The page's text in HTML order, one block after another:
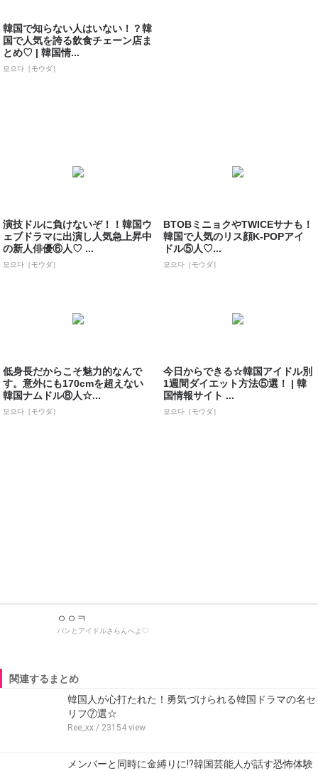
韓国で知らない人はいない！？韓
国で人気を誇る飲食チェーン店ま
とめ♡ | 韓国情...
모으다［モウダ］
演技ドルに負けないぞ！！韓国ウ
ェブドラマに出演し人気急上昇中
の新人俳優⑥人♡ ...
모으다［モウダ］
BTOBミニョクやTWICEサナも！
韓国で人気のリス顔K-POPアイ
ドル⑤人♡...
모으다［モウダ］
低身長だからこそ魅力的なんで
す。意外にも170cmを超えない
韓国ナムドル⑧人☆...
모으다［モウダ］
今日からできる☆韓国アイドル別
1週間ダイエット方法⑤選！ | 韓
国情報サイト ...
모으다［モウダ］
ㅇㅇㅋ
パンとアイドルさらんへよ♡
関連するまとめ
韓国人が心打たれた！勇気づけられる韓国ドラマの名セ
リフ⑦選☆
Ree_xx / 23154 view
メンバーと同時に金縛りに!?韓国芸能人が話す恐怖体験